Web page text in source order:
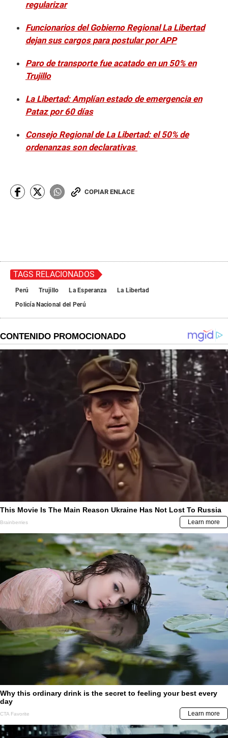
regularizar
Funcionarios del Gobierno Regional La Libertad
dejan sus cargos para postular por APP
Paro de transporte fue acatado en un 50% en
Trujillo
La Libertad: Amplían estado de emergencia en
Pataz por 60 días
Consejo Regional de La Libertad: el 50% de
ordenanzas son declarativas
COPIAR ENLACE
TAGS RELACIONADOS
Perú Trujillo La Esperanza
La Libertad
Policía Nacional del Perú